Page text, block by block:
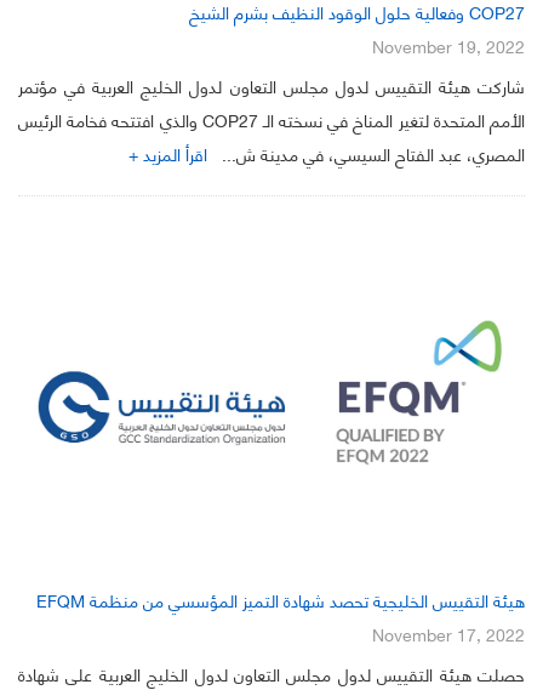
COP27 وفعالية حلول الوقود النظيف بشرم الشيخ
November 19, 2022
شاركت هيئة التقييس لدول مجلس التعاون لدول الخليج العربية في مؤتمر
الأمم المتحدة لتغير المناخ في نسخته الـ COP27 والذي افتتحه فخامة الرئيس
المصري، عبد الفتاح السيسي، في مدينة ش... اقرأ المزيد +
هيئة التقييس الخليجية تحصد شهادة التميز المؤسسي من منظمة EFQM
November 17, 2022
حصلت هيئة التقييس لدول مجلس التعاون لدول الخليج العربية على شهادة